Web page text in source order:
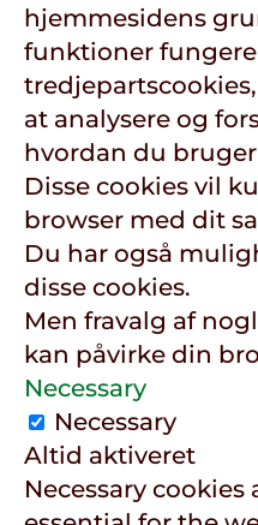
hjemmesidens
funktioner
at analysere og
hvordan du
Disse cookies vil
browser med dit
Du har også
disse cookies.
Men fravalg af
kan påvirke din
Necessary
Necessary
Altid aktiveret
Necessary